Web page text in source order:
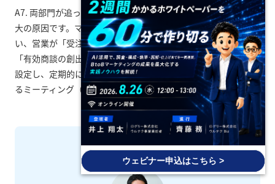
A7. 両部門が追っている目標（KPI）が分断されていることが最
大の原因です。マーケティングが「リード獲得数」だけを追
い、営業が「受注金額」だけを追っていると必ず対立します。
「有効商談の創出数」など、両部門が共通して追うべき指標を
設定し、定期的にリードの質に対するフィードバックを共有す
るミーティング（定例会）を設けることから始めてください。
著者紹介
ウェビナー申込はこちら >